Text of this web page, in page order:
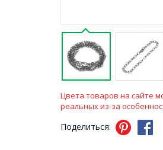
Цвета товаров на сайте
реальных из-за
Поделиться: